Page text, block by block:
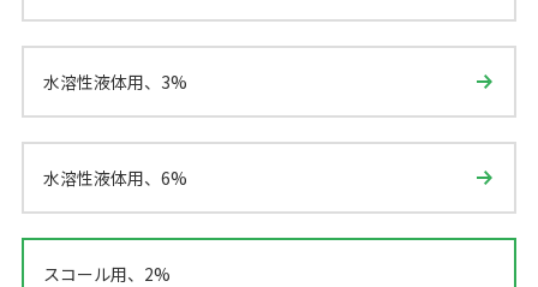
水溶性液体用、3%
水溶性液体用、6%
スコール用、2%